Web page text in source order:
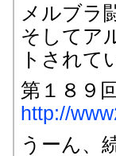
メルブラ
そしてア
トされて
第１８９
http://
うーん、